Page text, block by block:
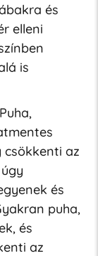
és
elleni
is
Puha,
csökkenti az
és
puha,
és
az